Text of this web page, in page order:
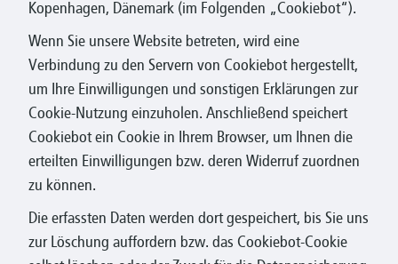
Kopenhagen, Dänemark (im Folgenden „Cookiebot“).
Wenn Sie unsere Website betreten, wird eine
Verbindung zu den Servern von Cookiebot hergestellt,
um Ihre Einwilligungen und sonstigen Erklärungen zur
Cookie-Nutzung einzuholen. Anschließend speichert
Cookiebot ein Cookie in Ihrem Browser, um Ihnen die
erteilten Einwilligungen bzw. deren Widerruf zuordnen
zu können.
Die erfassten Daten werden dort gespeichert, bis Sie uns
zur Löschung auffordern bzw. das Cookiebot-Cookie